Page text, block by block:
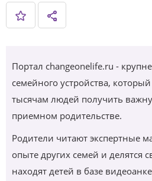
Портал changeonelife.ru -
семейного устройства,
тысячам людей получить
приемном родительстве.
Родители читают экспертные
опыте других семей и делятся
находят детей в базе